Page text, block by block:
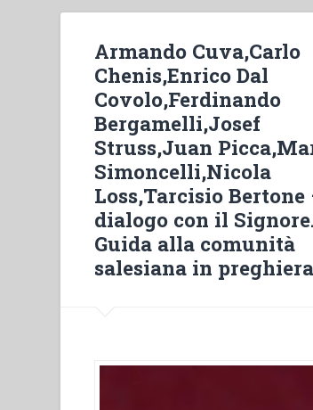
Armando Cuva,Carlo
Chenis,Enrico Dal
Covolo,Ferdinando
Bergamelli,Josef
Struss,Juan
Simoncelli,Nicola
Loss,Tarcisio Bertone
dialogo con il
Guida alla comunità
salesiana in preghiera